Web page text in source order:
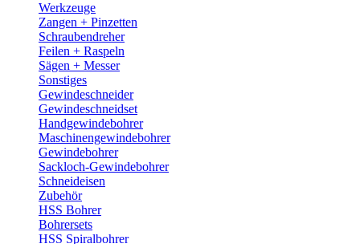
Werkzeuge
Zangen + Pinzetten
Schraubendreher
Feilen + Raspeln
Sägen + Messer
Sonstiges
Gewindeschneider
Gewindeschneidset
Handgewindebohrer
Maschinengewindebohrer
Gewindebohrer
Sackloch-Gewindebohrer
Schneideisen
Zubehör
HSS Bohrer
Bohrersets
HSS Spiralbohrer